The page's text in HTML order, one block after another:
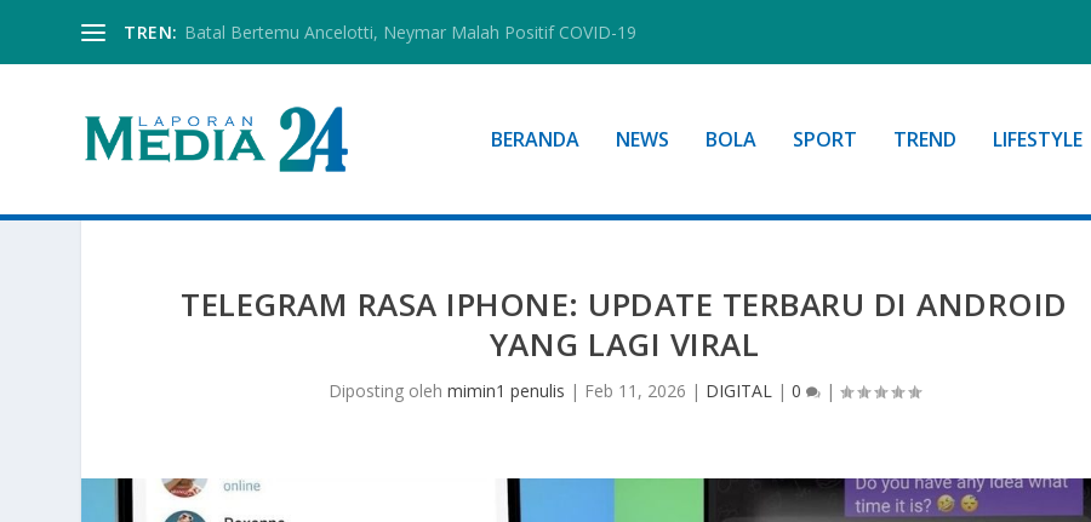
TREN: Batal Bertemu Ancelotti, Neymar Malah Positif COVID-19
BERANDA NEWS BOLA SPORT TREND LIFESTYLE
TELEGRAM RASA IPHONE: UPDATE TERBARU DI ANDROID
YANG LAGI VIRAL
Diposting oleh mimin1 penulis | Feb 11, 2026 | DIGITAL| 0 |